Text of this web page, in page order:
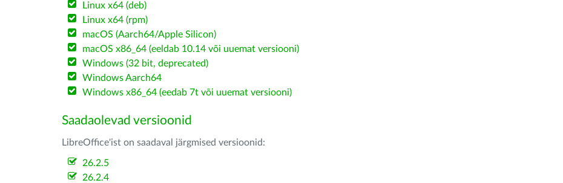
Linux x64 (deb)
Linux x64 (rpm)
macOS (Aarch64/Apple Silicon)
macOS x86_64 (eeldab 10.14 või uuemat versiooni)
Windows (32 bit, deprecated)
Windows Aarch64
Windows x86_64 (eedab 7t või uuemat versiooni)
Saadaolevad versioonid
LibreOffice'ist on saadaval järgmised versioonid:
26.2.5
26.2.4